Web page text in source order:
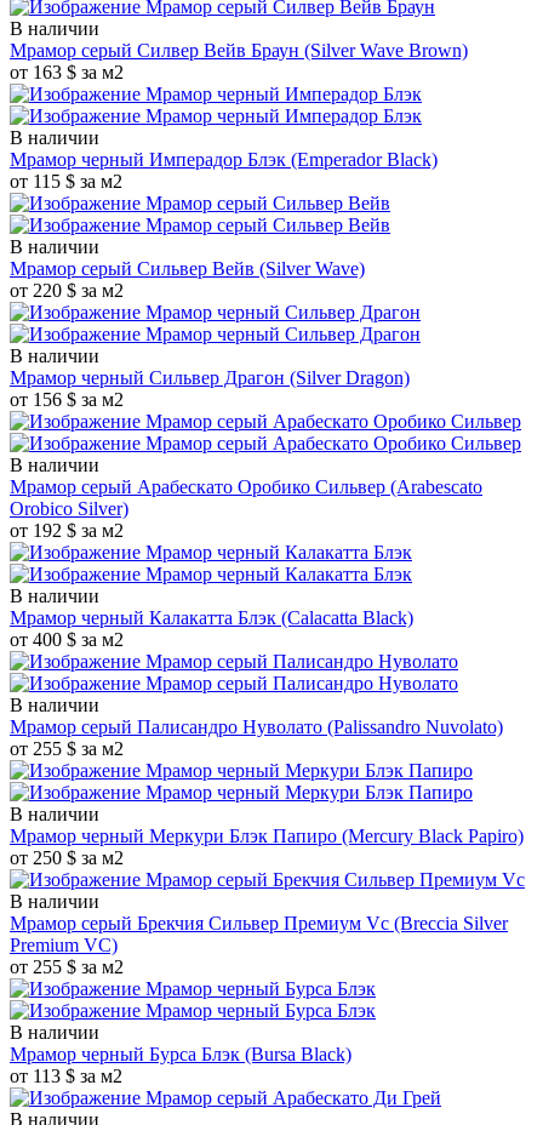
В наличии
Мрамор серый Силвер Вейв Браун (Silver Wave Brown)
от 163 $ за м2
В наличии
Мрамор черный Имперадор Блэк (Emperador Black)
от 115 $ за м2
В наличии
Мрамор серый Сильвер Вейв (Silver Wave)
от 220 $ за м2
В наличии
Мрамор черный Сильвер Драгон (Silver Dragon)
от 156 $ за м2
В наличии
Мрамор серый Арабескато Оробико Сильвер (Arabescato
Orobico Silver)
от 192 $ за м2
В наличии
Мрамор черный Калакатта Блэк (Calacatta Black)
от 400 $ за м2
В наличии
Мрамор серый Палисандро Нуволато (Palissandro Nuvolato)
от 255 $ за м2
В наличии
Мрамор черный Меркури Блэк Папиро (Mercury Black Papiro)
от 250 $ за м2
В наличии
Мрамор серый Брекчия Сильвер Премиум Vc (Breccia Silver
Premium VC)
от 255 $ за м2
В наличии
Мрамор черный Бурса Блэк (Bursa Black)
от 113 $ за м2
В наличии